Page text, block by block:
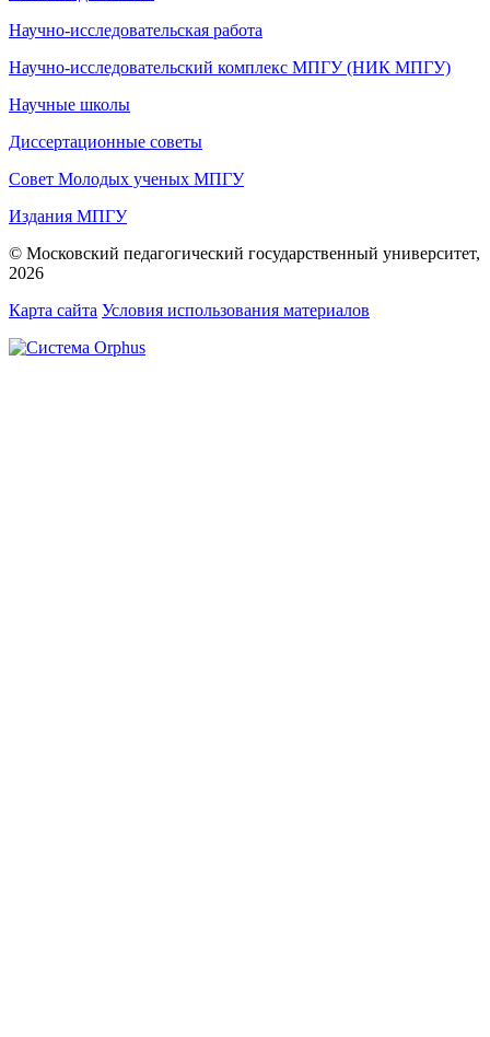
Научно-исследовательская работа
Научно-исследовательский комплекс МПГУ (НИК МПГУ)
Научные школы
Диссертационные советы
Совет Молодых ученых МПГУ
Издания МПГУ
© Московский педагогический государственный университет,
2026
Карта сайта Условия использования материалов